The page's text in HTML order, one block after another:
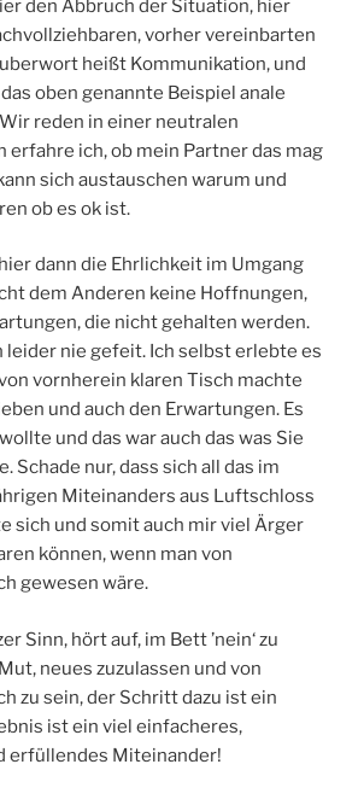
den Abbruch der Situation, hier
vorher vereinbarten
heißt Kommunikation, und
oben genannte Beispiel anale
reden in einer neutralen
erfahre ich, ob mein Partner das mag
sich austauschen warum und
ob es ok ist.
dann die Ehrlichkeit im Umgang
dem Anderen keine Hoffnungen,
die nicht gehalten werden.
leider nie gefeit. Ich selbst erlebte es
vornherein klaren Tisch machte
und auch den Erwartungen. Es
und das war auch das was Sie
Schade nur, dass sich all das im
Miteinanders aus Luftschloss
sich und somit auch mir viel Ärger
können, wenn man von
gewesen wäre.
Sinn, hört auf, im Bett ’nein‘ zu
neues zuzulassen und von
zu sein, der Schritt dazu ist ein
ist ein viel einfacheres,
erfüllendes Miteinander!